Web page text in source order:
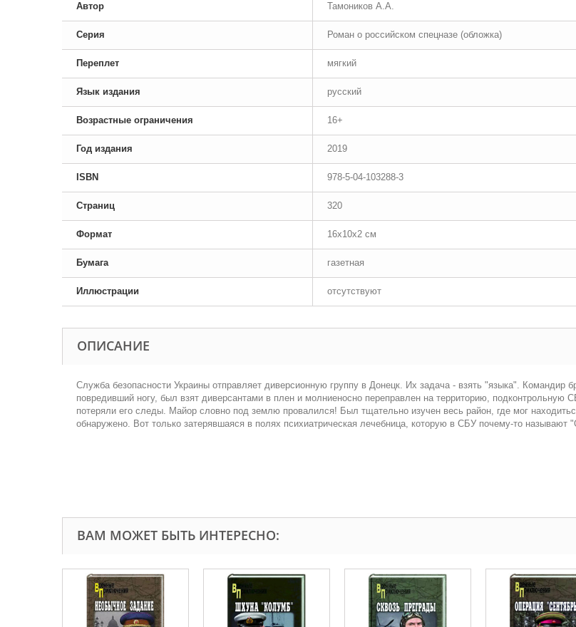
Автор Тамоников А.А.
Серия Роман о российском спецназе (обложка)
Переплет мягкий
Язык издания русский
Возрастные ограничения 16+
Год издания 2019
ISBN 978-5-04-103288-3
Страниц 320
Формат 16x10x2 см
Бумага газетная
Иллюстрации отсутствуют
ОПИСАНИЕ
Служба безопасности Украины отправляет диверсионную группу в Донецк. Их задача - взять "языка". Командир
повредивший ногу, был взят диверсантами в плен и молниеносно переправлен на территорию, подконтрольную
потеряли его следы. Майор словно под землю провалился! Был тщательно изучен весь район, где мог
обнаружено. Вот только затерявшаяся в полях психиатрическая лечебница, которую в СБУ почему-то
ВАМ МОЖЕТ БЫТЬ ИНТЕРЕСНО: